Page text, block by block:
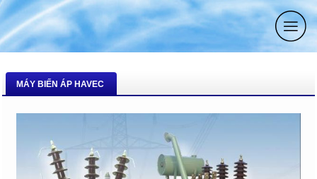
MÁY BIẾN ÁP HAVEC